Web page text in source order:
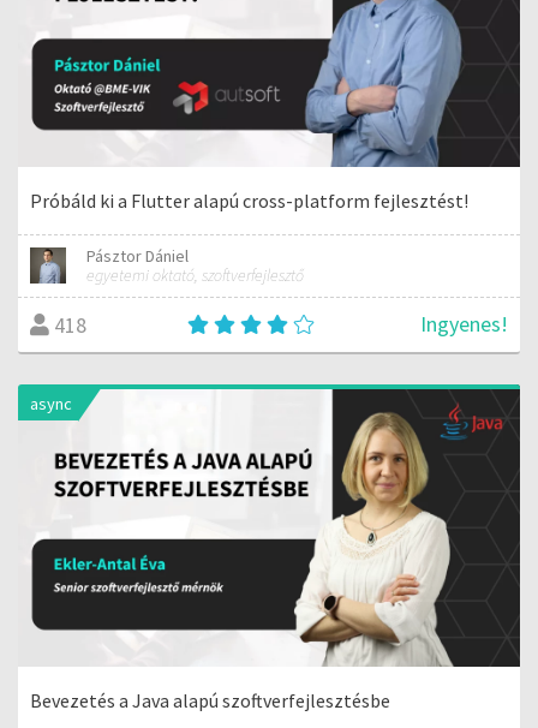
Próbáld ki a Flutter alapú cross-platform fejlesztést!
Pásztor Dániel
egyetemi oktató, szoftverfejlesztő
418 Ingyenes!
async
Bevezetés a Java alapú szoftverfejlesztésbe